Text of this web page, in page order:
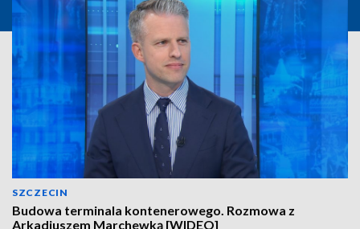
SZCZECIN
Budowa terminala kontenerowego. Rozmowa z
Arkadiuszem Marchewką [WIDEO]